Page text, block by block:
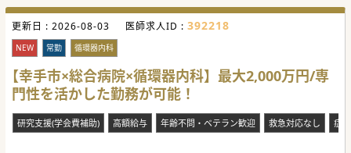
■周辺の大学病院だけでは賄いきれない救急搬送患者の対応
を行える病院としての立ち位置を確固たるものとする為。
■周辺地域に求められる365日救急受け入れ可能な体制維持
と急性期病院としての更なる発展を目指して。
■科の垣根を越えた診療体制を構築し、地域や時代に沿った
診療を行っていく病院であり続ける為。
【職場環境と雰囲気】
■若手から中堅どころまで、バランスの取れた医師体制。
■託児所の整備や事務作業者の配置など、勤務医師の負担軽
減に取り組み、仕事と生活の両立が可能な環境づくりをして
います。
■最寄駅から徒歩で通勤可能な総合病院。埼玉県内はもちろ
更新日 : 2026-08-03 医師求人ID : 392218
NEW 常勤 循環器内科
【幸手市×総合病院×循環器内科】最大2,000万円/専
門性を活かした勤務が可能！
研究支援(学会費補助) 高額給与 年齢不問・ベテラン歓迎 救急対応なし 症